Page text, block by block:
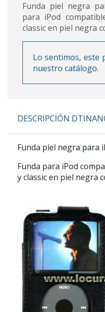
Funda piel negra
para iPod
classic en piel negra
Lo sentimos, este
nuestro catálogo.
DESCRIPCIÓN
Funda piel negra para
Funda para iPod
y classic en piel negra